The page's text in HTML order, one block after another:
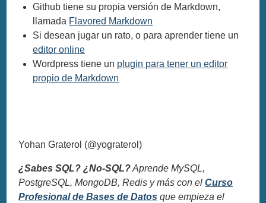
Github tiene su propia versión de Markdown,
llamada Flavored Markdown
Si desean jugar un rato, o para aprender tiene un
editor online
Wordpress tiene un plugin para tener un editor
propio de Markdown
Yohan Graterol (@yograterol)
¿Sabes SQL? ¿No-SQL?Aprende MySQL,
PostgreSQL, MongoDB, Redis y más con elCurso
Profesional de Bases de Datos que empieza el